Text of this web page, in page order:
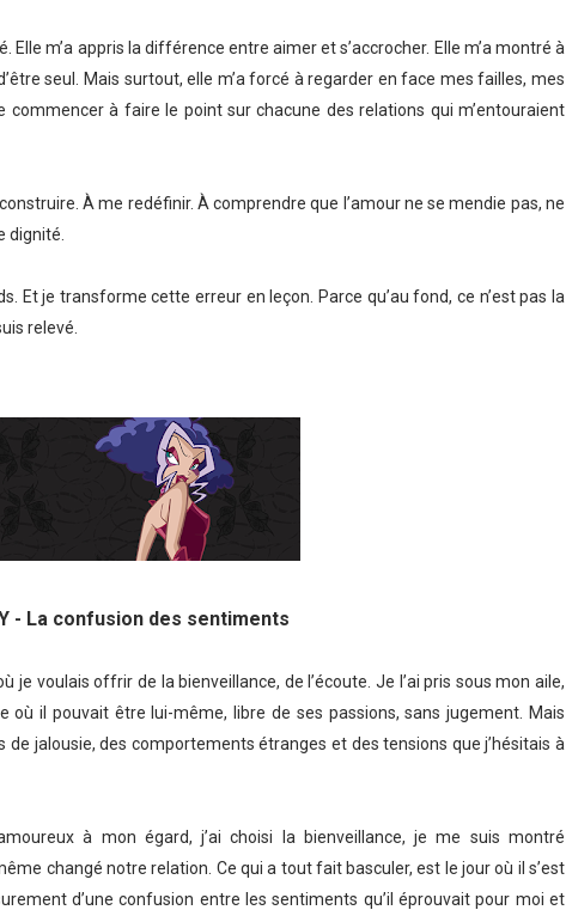
Elle m’a appris la différence entre aimer et s’accrocher. Elle m’a montré à
seul. Mais surtout, elle m’a forcé à regarder en face mes failles, mes
commencer à faire le point sur chacune des relations qui m’entouraient
À me redéfinir. À comprendre que l’amour ne se mendie pas, ne
dignité.
Et je transforme cette erreur en leçon. Parce qu’au fond, ce n’est pas la
relevé.
- La confusion des sentiments
je voulais offrir de la bienveillance, de l’écoute. Je l’ai pris sous mon aile,
où il pouvait être lui-même, libre de ses passions, sans jugement. Mais
jalousie, des comportements étranges et des tensions que j’hésitais à
à mon égard, j’ai choisi la bienveillance, je me suis montré
changé notre relation. Ce qui a tout fait basculer, est le jour où il s’est
d’une confusion entre les sentiments qu’il éprouvait pour moi et